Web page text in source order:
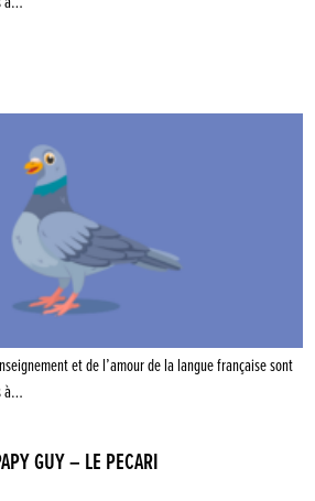
et de l’amour de la langue française sont
à…
GUY – LE PÉCARI